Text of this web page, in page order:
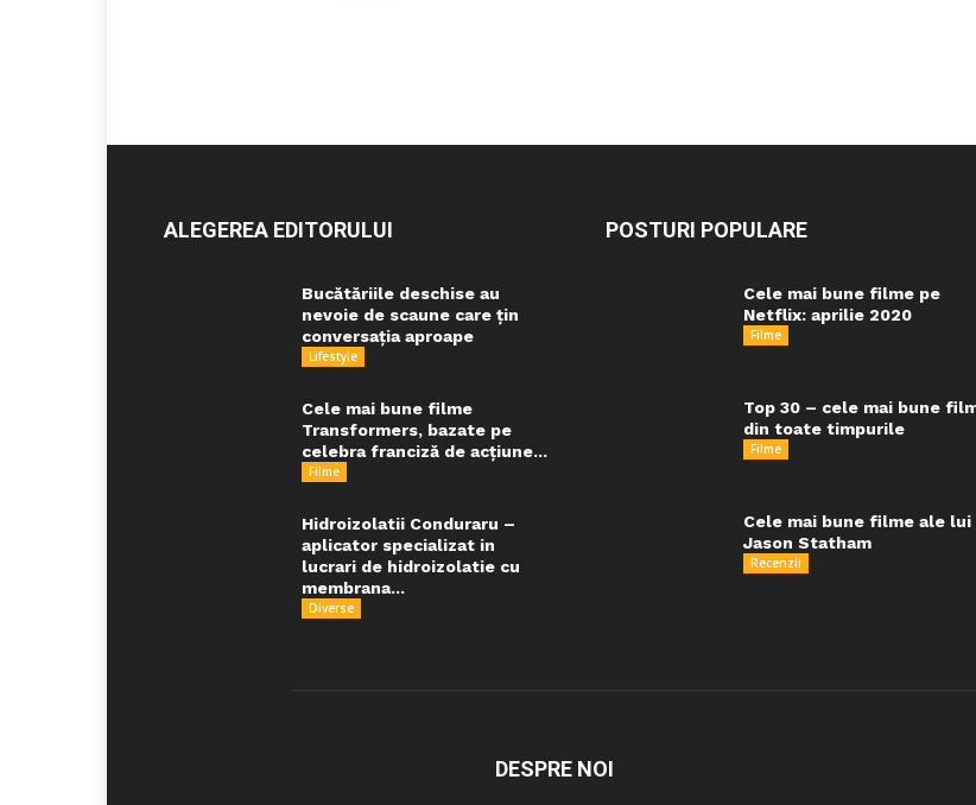
ALEGEREA EDITORULUI
Bucătăriile deschise au
nevoie de scaune care țin
conversația aproape
Lifestyle
Cele mai bune filme
Transformers, bazate pe
celebra franciză de acțiune...
Filme
Hidroizolatii Conduraru –
aplicator specializat in
lucrari de hidroizolatie cu
membrana...
Diverse
POSTURI POPULARE
Cele mai bune filme pe
Netflix: aprilie 2020
Filme
Top 30 – cele mai bune
din toate timpurile
Filme
Cele mai bune filme ale lui
Jason Statham
Recenzii
DESPRE NOI